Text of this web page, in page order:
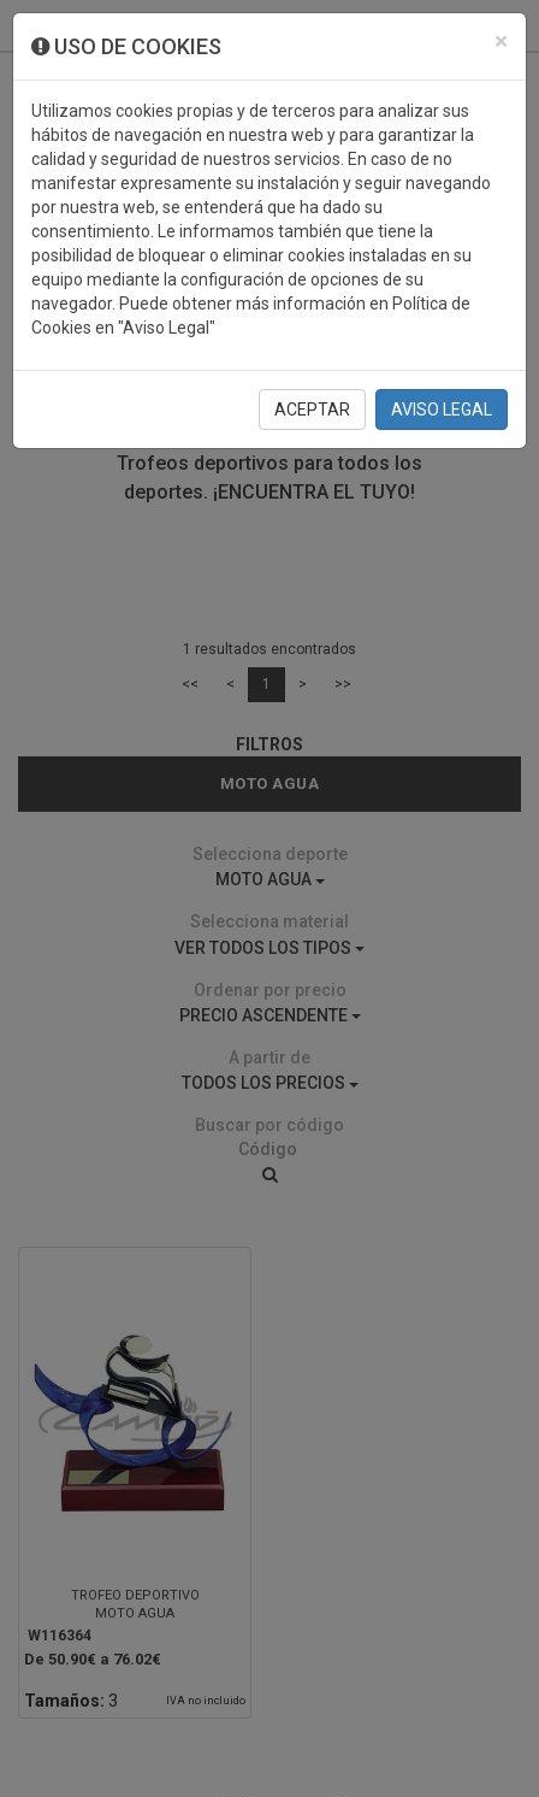
×
USO DE COOKIES
Utilizamos cookies propias y de terceros para analizar sus
hábitos de navegación en nuestra web y para garantizar la
calidad y seguridad de nuestros servicios. En caso de no
manifestar expresamente su instalación y seguir navegando
por nuestra web, se entenderá que ha dado su
consentimiento. Le informamos también que tiene la
posibilidad de bloquear o eliminar cookies instaladas en su
equipo mediante la configuración de opciones de su
navegador. Puede obtener más información en Política de
Cookies en "Aviso Legal"
ACEPTAR AVISO LEGAL
TROFEOS DEPORTIVOS
MOTO AGUA
En esta sección encontrarás una gran variedad de
trofeos deportivos. Define tu búsqueda mediante los
filtros por deporte, material y precio del trofeo.
Trofeos deportivos para todos los
deportes. ¡ENCUENTRA EL TUYO!
1 resultados encontrados
<< < 1 > >>
FILTROS
MOTO AGUA
Selecciona deporte
MOTO AGUA
Selecciona material
VER TODOS LOS TIPOS
Ordenar por precio
PRECIO ASCENDENTE
A partir de
TODOS LOS PRECIOS
Buscar por código
TROFEO DEPORTIVO
MOTO AGUA
W116364
De 50.90€ a 76.02€
Tamaños: 3 IVA no incluido